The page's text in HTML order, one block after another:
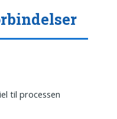
til processen